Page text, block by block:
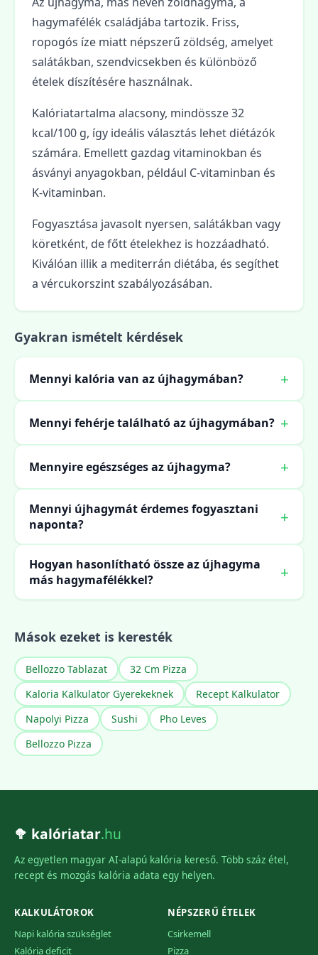
hagymafélék családjába tartozik. Friss,
ropogós íze miatt népszerű zöldség, amelyet
salátákban, szendvicsekben és különböző
ételek díszítésére használnak.
Kalóriatartalma alacsony, mindössze 32
kcal/100 g, így ideális választás lehet diétázók
számára. Emellett gazdag vitaminokban és
ásványi anyagokban, például C-vitaminban és
K-vitaminban.
Fogyasztása javasolt nyersen, salátákban vagy
köretként, de főtt ételekhez is hozzáadható.
Kiválóan illik a mediterrán diétába, és segíthet
a vércukorszint szabályozásában.
Gyakran ismételt kérdések
Mennyi kalória van az újhagymában?
Mennyi fehérje található az újhagymában?
Mennyire egészséges az újhagyma?
Mennyi újhagymát érdemes fogyasztani
naponta?
Hogyan hasonlítható össze az újhagyma
más hagymafélékkel?
Mások ezeket is keresték
Bellozzo Tablazat
32 Cm Pizza
Kaloria Kalkulator Gyerekeknek
Recept Kalkulator
Napolyi Pizza
Sushi
Pho Leves
Bellozzo Pizza
🥦 kalóriatar.hu
Az egyetlen magyar AI-alapú kalória kereső. Több száz étel,
recept és mozgás kalória adata egy helyen.
KALKULÁTOROK
Napi kalória szükséglet
Kalória deficit
NÉPSZERŰ ÉTELEK
Csirkemell
Pizza